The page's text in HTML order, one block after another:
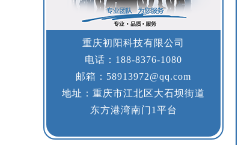
重庆初阳科技有限公司
电话：188-8376-1080
邮箱：58913972@qq.com
地址：重庆市江北区大石坝街道
东方港湾南门1平台